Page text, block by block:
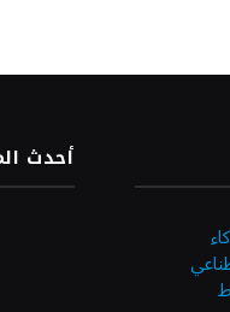
أحدث